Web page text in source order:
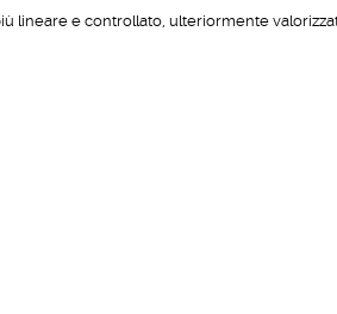
e controllato, ulteriormente